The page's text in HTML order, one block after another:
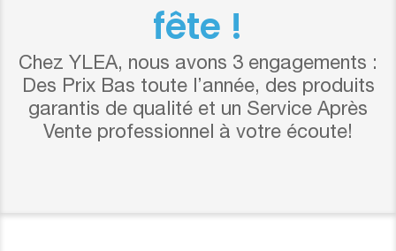
fête !
Chez YLEA, nous avons 3 engagements :
Des Prix Bas toute l’année, des produits
garantis de qualité et un Service Après
Vente professionnel à votre écoute!